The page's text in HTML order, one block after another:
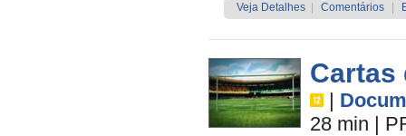
Veja Detalhes Comentários
Cartas
|
28 min |